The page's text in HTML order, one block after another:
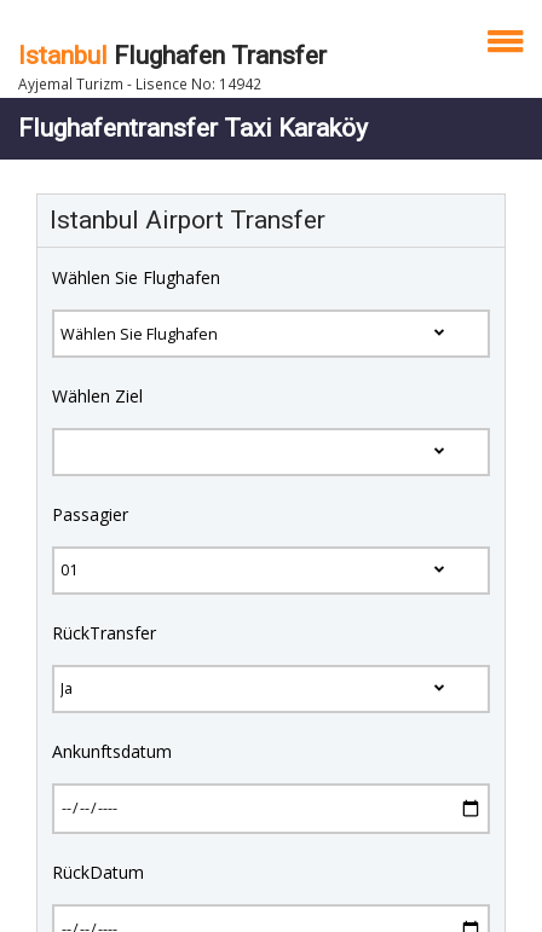
Istanbul Flughafen Transfer
Ayjemal Turizm - Lisence No: 14942
Flughafentransfer Taxi Karaköy
Istanbul Airport Transfer
Wählen Sie Flughafen
Wählen Ziel
Passagier
RückTransfer
Ankunftsdatum
RückDatum